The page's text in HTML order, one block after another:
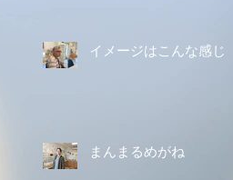
イメージはこんな感じ
まんまるめがね